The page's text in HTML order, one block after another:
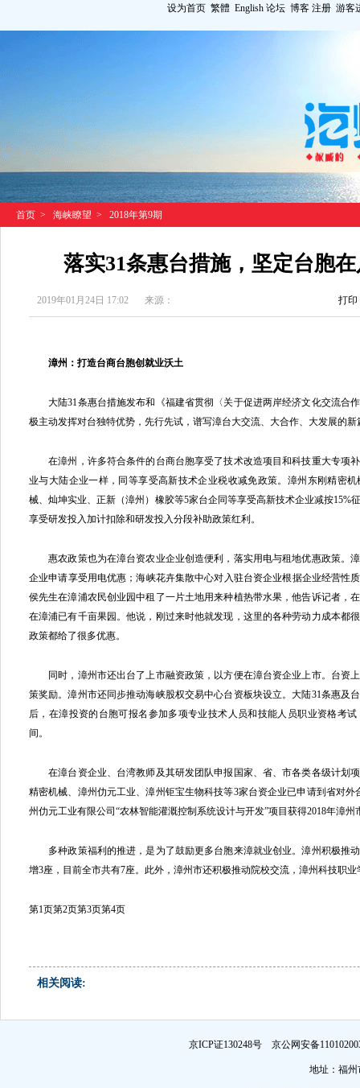
设为首页 繁體 English 论坛 博客 注册 游客
首页 > 海峡瞭望 > 2018年第9期
落实31条惠台措施，坚定台胞
2019年01月24日 17:02 来源： 打印
漳州：打造台商台胞创就业沃土
大陆31条惠台措施发布和《福建省贯彻〈关于促进两岸经济文化交流合
极主动发挥对台独特优势，先行先试，谱写漳台大交流、大合作、大发展的新
在漳州，许多符合条件的台商台胞享受了技术改造项目和科技重大专项
业与大陆企业一样，同等享受高新技术企业税收减免政策。漳州东刚精密
械、灿坤实业、正新（漳州）橡胶等5家台企同等享受高新技术企业减按15%
享受研发投入加计扣除和研发投入分段补助政策红利。
惠农政策也为在漳台资农业企业创造便利，落实用电与租地优惠政策。
企业申请享受用电优惠；海峡花卉集散中心对入驻台资企业根据企业经营性
侯先生在漳浦农民创业园中租了一片土地用来种植热带水果，他告诉记者，
在漳浦已有千亩果园。他说，刚过来时他就发现，这里的各种劳动力成本都
政策都给了很多优惠。
同时，漳州市还出台了上市融资政策，以方便在漳台资企业上市。台资
策奖励。漳州市还同步推动海峡股权交易中心台资板块设立。大陆31条惠及
后，在漳投资的台胞可报名参加多项专业技术人员和技能人员职业资格考
间。
在漳台资企业、台湾教师及其研发团队申报国家、省、市各类各级计划
精密机械、漳州仂元工业、漳州钜宝生物科技等3家台资企业已申请到省对外
州仂元工业有限公司“农林智能灌溉控制系统设计与开发”项目获得2018年漳
多种政策福利的推进，是为了鼓励更多台胞来漳就业创业。漳州积极推
增3座，目前全市共有7座。此外，漳州市还积极推动院校交流，漳州科技职
第1页第2页第3页第4页
相关阅读:
京ICP证130248号 京公网安备
地址：福州